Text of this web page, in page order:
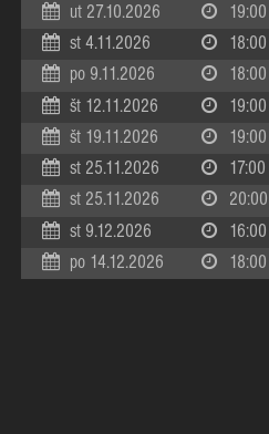
ut 27.10.2026 19:00
st 4.11.2026 18:00
po 9.11.2026 18:00
št 12.11.2026 19:00
št 19.11.2026 19:00
st 25.11.2026 17:00
st 25.11.2026 20:00
st 9.12.2026 16:00
po 14.12.2026 18:00